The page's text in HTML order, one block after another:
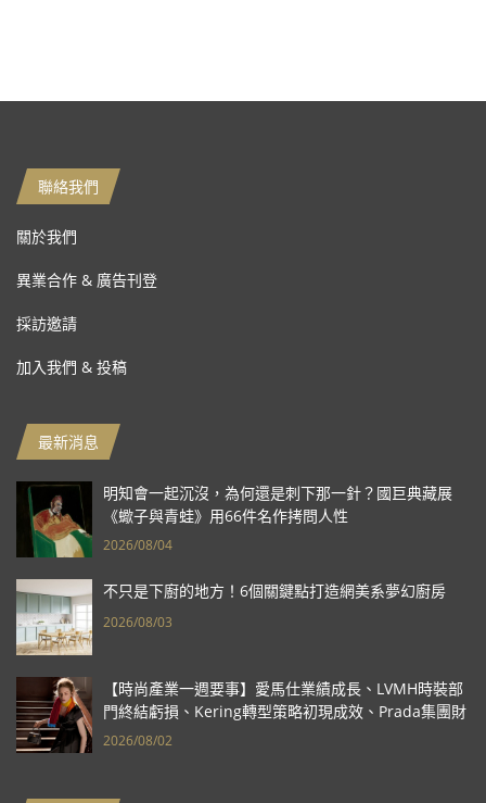
聯絡我們
關於我們
異業合作 & 廣告刊登
採訪邀請
加入我們 & 投稿
最新消息
明知會一起沉沒，為何還是刺下那一針？國巨典藏展
《蠍子與青蛙》用66件名作拷問人性
2026/08/04
不只是下廚的地方！6個關鍵點打造網美系夢幻廚房
2026/08/03
【時尚產業一週要事】愛馬仕業績成長、LVMH時裝部
門終結虧損、Kering轉型策略初現成效、Prada集團財
報亮眼
2026/08/02